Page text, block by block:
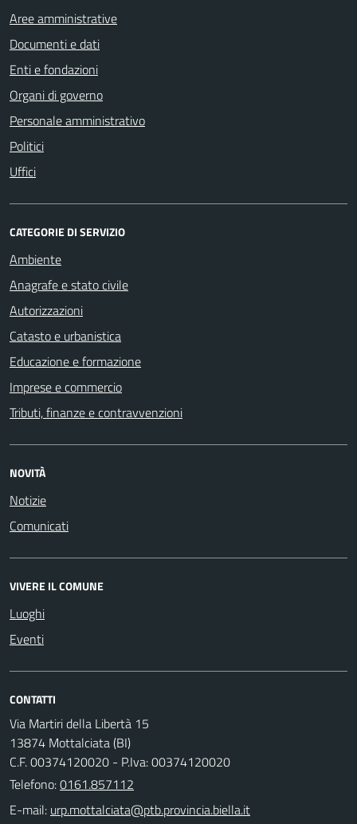
Aree amministrative
Documenti e dati
Enti e fondazioni
Organi di governo
Personale amministrativo
Politici
Uffici
CATEGORIE DI SERVIZIO
Ambiente
Anagrafe e stato civile
Autorizzazioni
Catasto e urbanistica
Educazione e formazione
Imprese e commercio
Tributi, finanze e contravvenzioni
NOVITÀ
Notizie
Comunicati
VIVERE IL COMUNE
Luoghi
Eventi
CONTATTI
Via Martiri della Libertà 15
13874 Mottalciata (BI)
C.F. 00374120020 - P.Iva: 00374120020
Telefono:0161.857112
E-mail: